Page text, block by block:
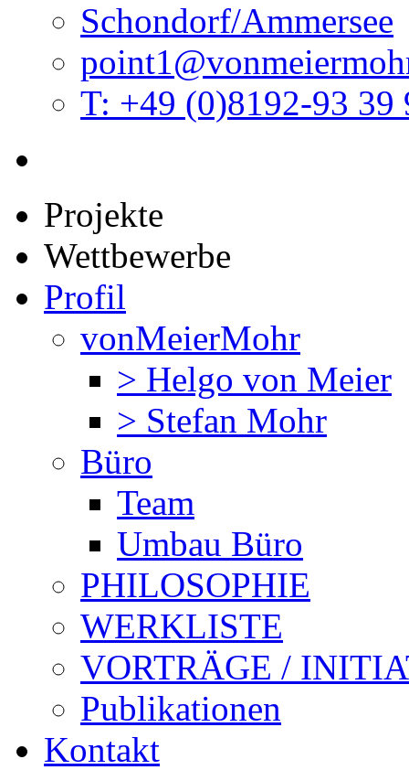
Schondorf/Ammersee
T: +49 (0)8192-93 39
Projekte
Wettbewerbe
Profil
vonMeierMohr
> Helgo von Meier
> Stefan Mohr
Büro
Team
Umbau Büro
PHILOSOPHIE
WERKLISTE
VORTRÄGE /
Publikationen
Kontakt